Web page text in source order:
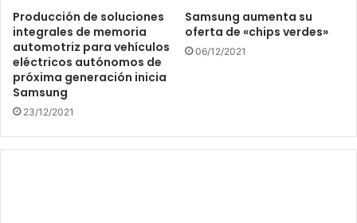
Producción de soluciones
integrales de memoria
automotriz para vehículos
eléctricos autónomos de
próxima generación inicia
Samsung
23/12/2021
Samsung aumenta su
oferta de «chips verdes»
06/12/2021